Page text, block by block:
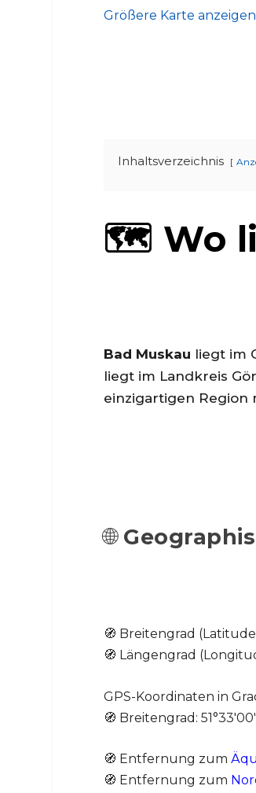
Größere Karte
Inhaltsverzeichnis
🗺️ Wo
Bad Muskau liegt im
liegt im Landkreis
einzigartigen Region
🌐
🧭 Breitengrad
🧭 Längengrad
GPS-Koordinaten in
🧭 Breitengrad:
🧭 Entfernung zum
🧭 Entfernung zum